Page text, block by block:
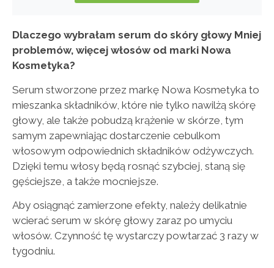
Dlaczego wybrałam serum do skóry głowy Mniej
problemów, więcej włosów od marki Nowa
Kosmetyka?
Serum stworzone przez markę Nowa Kosmetyka to
mieszanka składników, które nie tylko nawilżą skórę
głowy, ale także pobudzą krążenie w skórze, tym
samym zapewniając dostarczenie cebulkom
włosowym odpowiednich składników odżywczych.
Dzięki temu włosy będą rosnąć szybciej, staną się
gęściejsze, a także mocniejsze.
Aby osiągnąć zamierzone efekty, należy delikatnie
wcierać serum w skórę głowy zaraz po umyciu
włosów. Czynność tę wystarczy powtarzać 3 razy w
tygodniu.